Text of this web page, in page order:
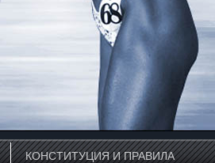
КОНСТИТУЦИЯ И ПРАВИЛА